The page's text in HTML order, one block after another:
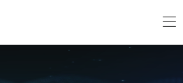
클라우드